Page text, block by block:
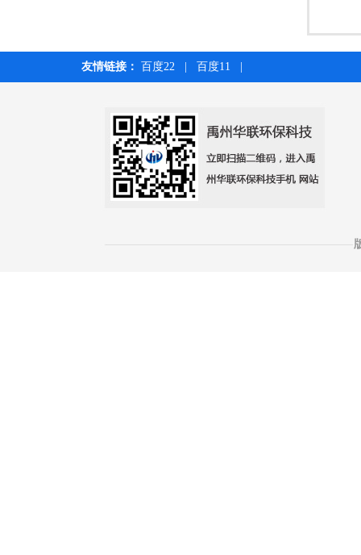
友情链接： 百度22 百度11